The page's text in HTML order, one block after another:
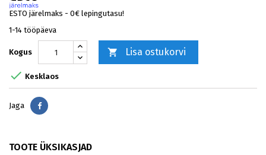
ESTO järelmaks - 0€ lepingutasu!
1-14 tööpäeva
Kogus  Lisa ostukorvi
 Kesklaos
Jaga Jaga
TOOTE ÜKSIKASJAD